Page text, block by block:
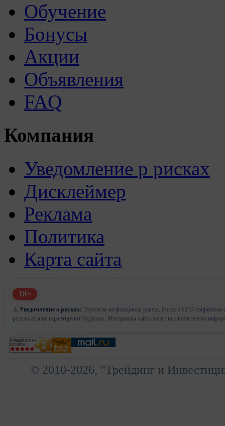
Обучение
Бонусы
Акции
Объявления
FAQ
Компания
Уведомление р рисках
Дисклеймер
Реклама
Политика
Карта сайта
18+
⚠️ Уведомление о рисках: Торговля на фондовом рынке, Forex и CFD сопряжена
результаты не гарантируют будущих. Материалы сайта носят исключительно
© 2010-2026, "Трейдинг и